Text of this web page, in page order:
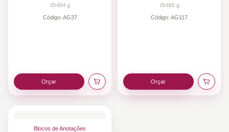
484g
Código: AG37
Orçar
465g
Código: AG117
Orçar
Blocos de Anotações